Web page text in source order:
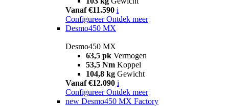
Vanaf €11.590 i
Configureer Ontdek meer
Desmo450 MX
Desmo450 MX
63,5 pk Vermogen
53,5 Nm Koppel
104,8 kg Gewicht
Vanaf €12.090 i
Configureer Ontdek meer
new Desmo450 MX Factory